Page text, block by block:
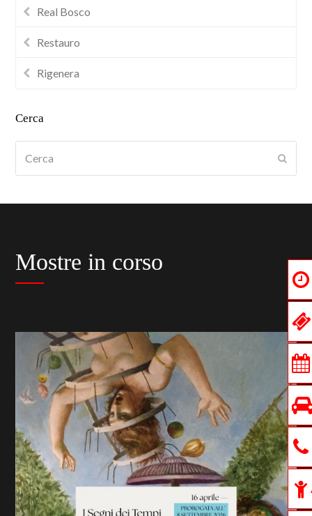
Real Bosco
Restauro
Rigenera
Cerca
Mostre in corso